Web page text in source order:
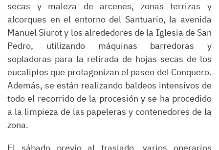
secas y maleza de arcenes, zonas terrizas y
alcorques en el entorno del Santuario, la avenida
Manuel Siurot y los alrededores de la Iglesia de San
Pedro, utilizando máquinas barredoras y
sopladoras para la retirada de hojas secas de los
eucaliptos que protagonizan el paseo del Conquero.
Además, se están realizando baldeos intensivos de
todo el recorrido de la procesión y se ha procedido
a la limpieza de las papeleras y contenedores de la
zona.